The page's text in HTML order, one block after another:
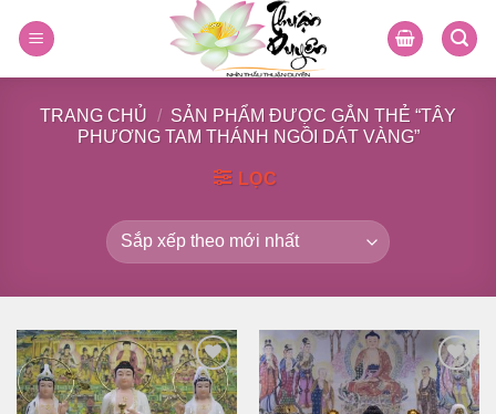
TRANG CHỦ / SẢN PHẨM ĐƯỢC GẮN THẺ “TÂY
PHƯƠNG TAM THÁNH NGỒI DÁT VÀNG”
LỌC